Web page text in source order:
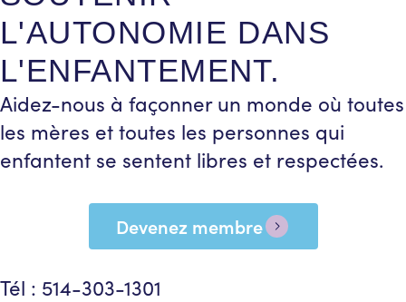
L'AUTONOMIE DANS
L'ENFANTEMENT.
Aidez-nous à façonner un monde où toutes
les mères et toutes les personnes qui
enfantent se sentent libres et respectées.
Devenez membre
Tél : 514-303-1301